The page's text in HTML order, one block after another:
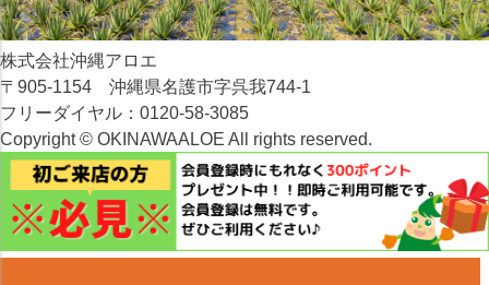
株式会社沖縄アロエ
〒905-1154 沖縄県名護市字呉我744-1
フリーダイヤル：0120-58-3085
Copyright © OKINAWAALOE All rights reserved.